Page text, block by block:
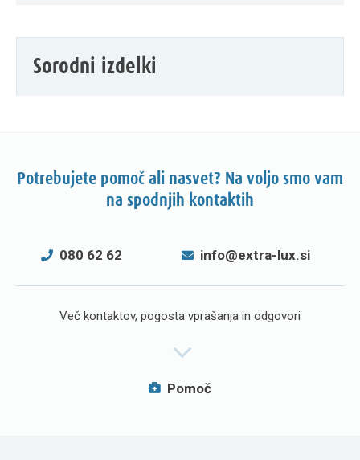
Sorodni izdelki
Potrebujete pomoč ali nasvet? Na voljo smo vam
na spodnjih kontaktih
080 62 62 info@extra-lux.si
Več kontaktov, pogosta vprašanja in odgovori
Pomoč